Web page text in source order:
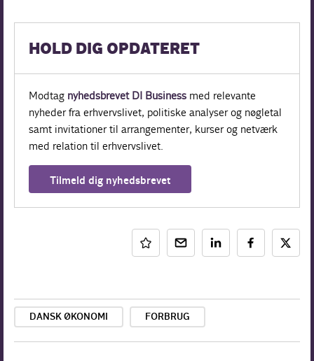
HOLD DIG OPDATERET
Modtag nyhedsbrevet DI Business med relevante
nyheder fra erhvervslivet, politiske analyser og nøgletal
samt invitationer til arrangementer, kurser og netværk
med relation til erhvervslivet.
Tilmeld dig nyhedsbrevet
DANSK ØKONOMI FORBRUG